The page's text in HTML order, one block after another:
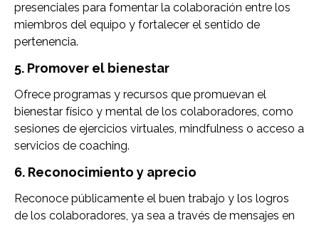
presenciales para fomentar la colaboración entre los
miembros del equipo y fortalecer el sentido de
pertenencia.
5. Promover el bienestar
Ofrece programas y recursos que promuevan el
bienestar físico y mental de los colaboradores, como
sesiones de ejercicios virtuales, mindfulness o acceso a
servicios de coaching.
6. Reconocimiento y aprecio
Reconoce públicamente el buen trabajo y los logros
de los colaboradores, ya sea a través de mensajes en